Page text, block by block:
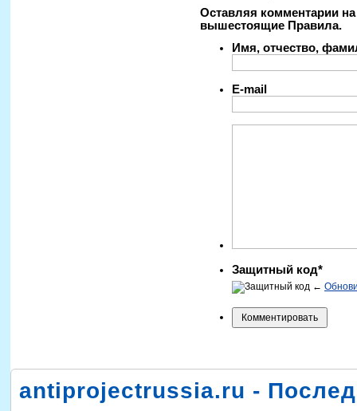
Оставляя комментарии
вышестоящие Правила.
Имя, отчество,
E-mail
Защитный код*
←
antiprojectrussia.ru -